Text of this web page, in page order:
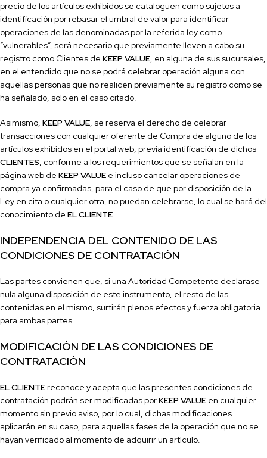
precio de los artículos exhibidos se cataloguen como sujetos a
identificación por rebasar el umbral de valor para identificar
operaciones de las denominadas por la referida ley como
“vulnerables”, será necesario que previamente lleven a cabo su
registro como Clientes de KEEP VALUE, en alguna de sus sucursales,
en el entendido que no se podrá celebrar operación alguna con
aquellas personas que no realicen previamente su registro como se
ha señalado, solo en el caso citado.
Asimismo, KEEP VALUE, se reserva el derecho de celebrar
transacciones con cualquier oferente de Compra de alguno de los
artículos exhibidos en el portal web, previa identificación de dichos
CLIENTES, conforme a los requerimientos que se señalan en la
página web de KEEP VALUE e incluso cancelar operaciones de
compra ya confirmadas, para el caso de que por disposición de la
Ley en cita o cualquier otra, no puedan celebrarse, lo cual se hará del
conocimiento de EL CLIENTE.
INDEPENDENCIA DEL CONTENIDO DE LAS
CONDICIONES DE CONTRATACIÓN
Las partes convienen que, si una Autoridad Competente declarase
nula alguna disposición de este instrumento, el resto de las
contenidas en el mismo, surtirán plenos efectos y fuerza obligatoria
para ambas partes.
MODIFICACIÓN DE LAS CONDICIONES DE
CONTRATACIÓN
EL CLIENTEreconoce y acepta que las presentes condiciones de
contratación podrán ser modificadas porKEEP VALUE en cualquier
momento sin previo aviso, por lo cual, dichas modificaciones
aplicarán en su caso, para aquellas fases de la operación que no se
hayan verificado al momento de adquirir un artículo.